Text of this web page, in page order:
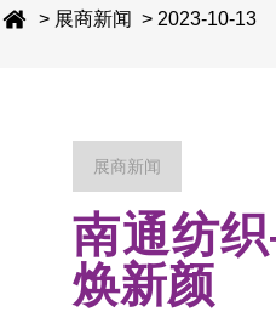
> 展商新闻 > 2023-10-13
展商新闻
南通纺
焕新颜